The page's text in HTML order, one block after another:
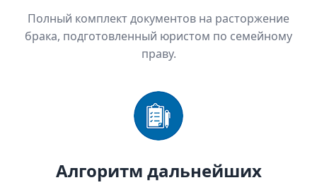
Полный комплект документов на расторжение
брака, подготовленный юристом по семейному
праву.
Алгоритм дальнейших